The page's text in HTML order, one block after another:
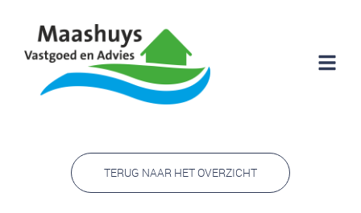
TERUG NAAR HET OVERZICHT